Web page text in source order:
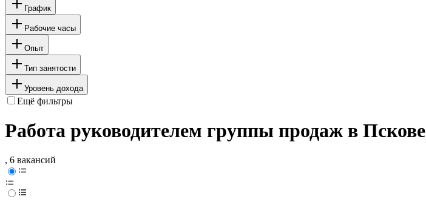
График
Рабочие часы
Опыт
Тип занятости
Уровень дохода
Ещё фильтры
Работа руководителем группы продаж в Пскове
, 6 вакансий